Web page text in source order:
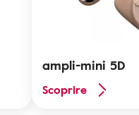
ampli-mini 5D
Scoprire